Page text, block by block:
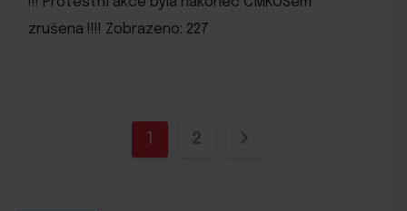
zrušena !!!! Zobrazeno: 227
Stránkování
2